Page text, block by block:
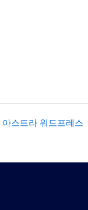
아스트라 워드프레스